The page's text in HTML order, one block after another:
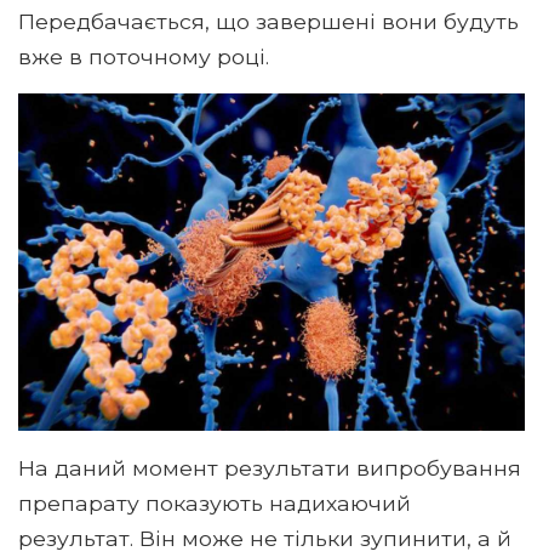
Передбачається, що завершені вони будуть
вже в поточному році.
На даний момент результати випробування
препарату показують надихаючий
результат. Він може не тільки зупинити, а й